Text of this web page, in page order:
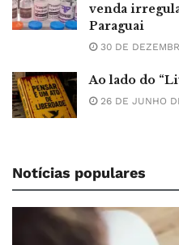
venda
Paraguai
30 DE
Ao lado do
26 DE JUNHO
Notícias populares